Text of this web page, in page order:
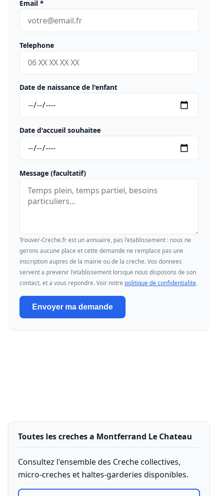
Email *
Telephone
Date de naissance de l'enfant
Date d'accueil souhaitee
Message (facultatif)
Trouver-Creche.fr est un annuaire, pas l'etablissement : nous ne
gerons aucune place et cette demande ne remplace pas une
inscription aupres de la mairie ou de la creche. Vos donnees
servent a prevenir l'etablissement lorsque nous disposons de son
contact, et a vous repondre. Voir notre politique de confidentialite.
Envoyer ma demande
Toutes les creches a Montferrand Le Chateau
Consultez l'ensemble des Creche collectives,
micro-creches et haltes-garderies disponibles.